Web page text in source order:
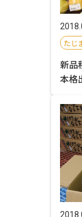
たじ
新品
本格